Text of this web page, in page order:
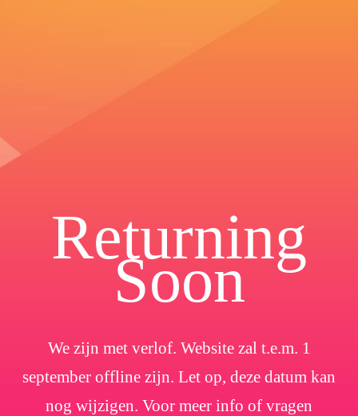
Returning
Soon
We zijn met verlof. Website zal t.e.m. 1
september offline zijn. Let op, deze datum kan
nog wijzigen. Voor meer info of vragen